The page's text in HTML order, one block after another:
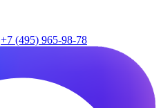
+7 (495) 965-98-78